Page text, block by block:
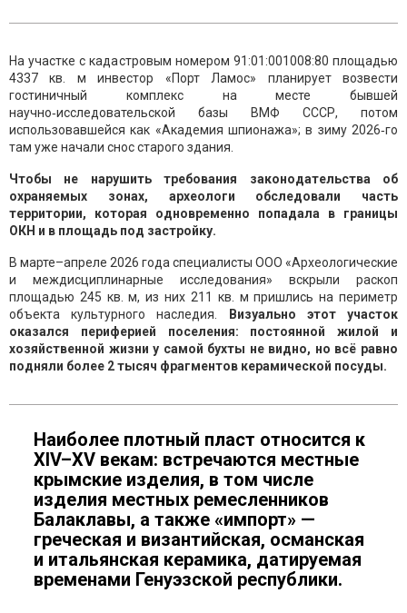
На участке с кадастровым номером 91:01:001008:80 площадью
4337 кв. м инвестор «Порт Ламос» планирует возвести
гостиничный комплекс на месте бывшей
научно‑исследовательской базы ВМФ СССР, потом
использовавшейся как «Академия шпионажа»; в зиму 2026‑го
там уже начали снос старого здания.
Чтобы не нарушить требования законодательства об
охраняемых зонах, археологи обследовали часть
территории, которая одновременно попадала в границы
ОКН и в площадь под застройку.
В марте–апреле 2026 года специалисты ООО «Археологические
и междисциплинарные исследования» вскрыли раскоп
площадью 245 кв. м, из них 211 кв. м пришлись на периметр
объекта культурного наследия.
Визуально этот участок
оказался периферией поселения: постоянной жилой и
хозяйственной жизни у самой бухты не видно, но всё равно
подняли более 2 тысяч фрагментов керамической посуды.
Наиболее плотный пласт относится к
XIV–XV векам: встречаются местные
крымские изделия, в том числе
изделия местных ремесленников
Балаклавы, а также «импорт» —
греческая и византийская, османская
и итальянская керамика, датируемая
временами Генуэзской республики.